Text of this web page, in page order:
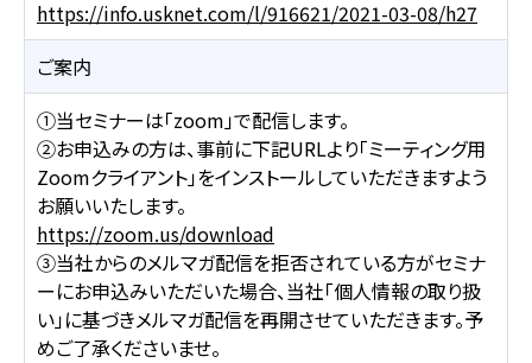
https://info.usknet.com/l/916621/2021-03-08/h27
ご案内
①当セミナーは「zoom」で配信します。
②お申込みの方は、事前に下記URLより「ミーティング用
Zoomクライアント」をインストールしていただきますよう
お願いいたします。
https://zoom.us/download
③当社からのメルマガ配信を拒否されている方がセミナ
ーにお申込みいただいた場合、当社「個人情報の取り扱
い」に基づきメルマガ配信を再開させていただきます。予
めご了承くださいませ。